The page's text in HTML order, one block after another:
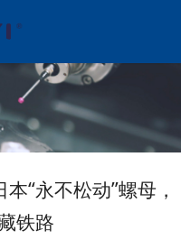
“永不松动”螺母，
铁路